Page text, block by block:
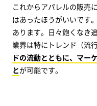
これからアパレルの販売
はあったほうがいいです
あります。日々飽くなき
業界は特にトレンド（流
ドの流動とともに、マー
とが可能です。